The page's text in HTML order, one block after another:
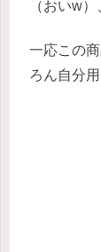
（おいw
一応この
ろん自分